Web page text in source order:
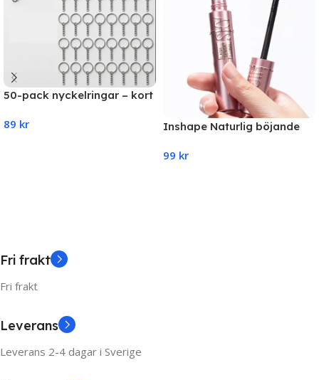
50-pack nyckelringar – kort
89 kr
Inshape Naturlig böjande
svettsäker, långvarig och
99 kr
Fri frakt
Fri frakt
Leverans
Leverans 2-4 dagar i Sverige